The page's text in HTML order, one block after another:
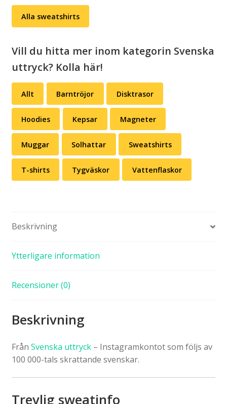
jag
avbryter
grå)
mängd
Alla sweatshirts
Vill du hitta mer inom kategorin Svenska
uttryck? Kolla här!
Allt Barntröjor Disktrasor
Hoodies Kepsar Magneter
Muggar Solhattar Sweatshirts
T-shirts Tygväskor Vattenflaskor
Beskrivning
Ytterligare information
Recensioner (0)
Beskrivning
Från Svenska uttryck– Instagramkontot som följs av
100 000-tals skrattande svenskar.
Trevlig sweatinfo